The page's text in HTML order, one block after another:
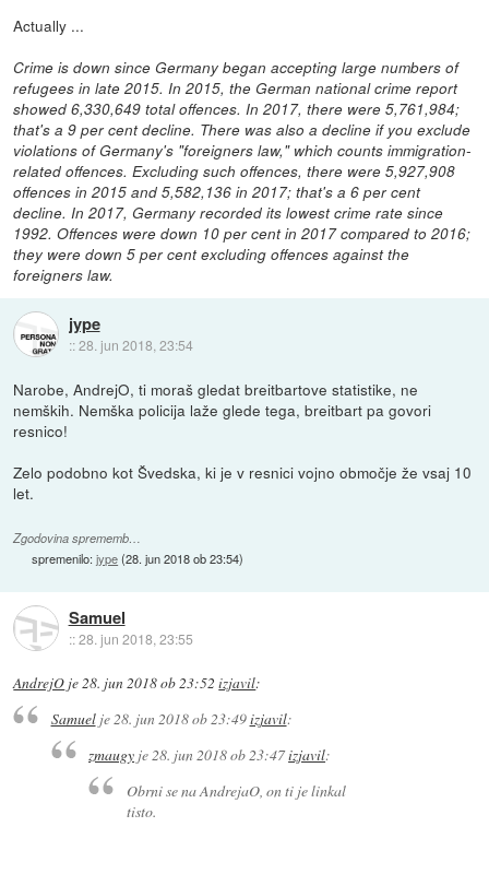
Actually ...
Crime is down since Germany began accepting large numbers of
refugees in late 2015. In 2015, the German national crime report
showed 6,330,649 total offences. In 2017, there were 5,761,984;
that's a 9 per cent decline. There was also a decline if you exclude
violations of Germany's "foreigners law," which counts immigration-
related offences. Excluding such offences, there were 5,927,908
offences in 2015 and 5,582,136 in 2017; that's a 6 per cent
decline. In 2017, Germany recorded its lowest crime rate since
1992. Offences were down 10 per cent in 2017 compared to 2016;
they were down 5 per cent excluding offences against the
foreigners law.
jype
::28. jun 2018, 23:54
Narobe, AndrejO, ti moraš gledat breitbartove statistike, ne
nemških. Nemška policija laže glede tega, breitbart pa govori
resnico!
Zelo podobno kot Švedska, ki je v resnici vojno območje že vsaj 10
let.
Zgodovina sprememb…
spremenilo:jype(28. jun 2018 ob 23:54)
Samuel
::28. jun 2018, 23:55
AndrejO je28. jun 2018 ob 23:52 izjavil:
Samuelje28. jun 2018 ob 23:49izjavil:
zmaugy je28. jun 2018 ob 23:47izjavil:
Obrni se na AndrejaO, on ti je linkal
tisto.